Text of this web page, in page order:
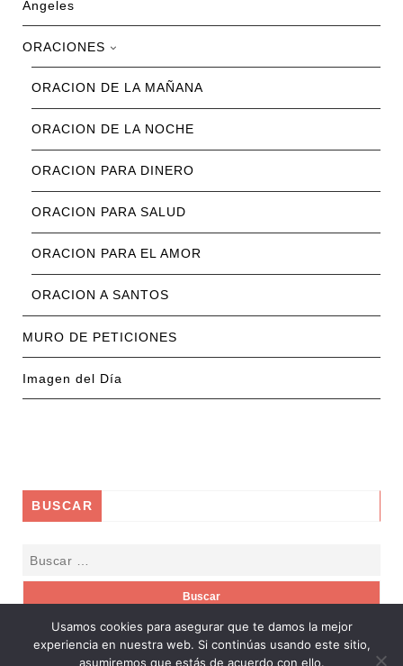
Angeles
ORACIONES
ORACION DE LA MAÑANA
ORACION DE LA NOCHE
ORACION PARA DINERO
ORACION PARA SALUD
ORACION PARA EL AMOR
ORACION A SANTOS
MURO DE PETICIONES
Imagen del Día
BUSCAR
Usamos cookies para asegurar que te damos la mejor
experiencia en nuestra web. Si continúas usando este sitio,
asumiremos que estás de acuerdo con ello.